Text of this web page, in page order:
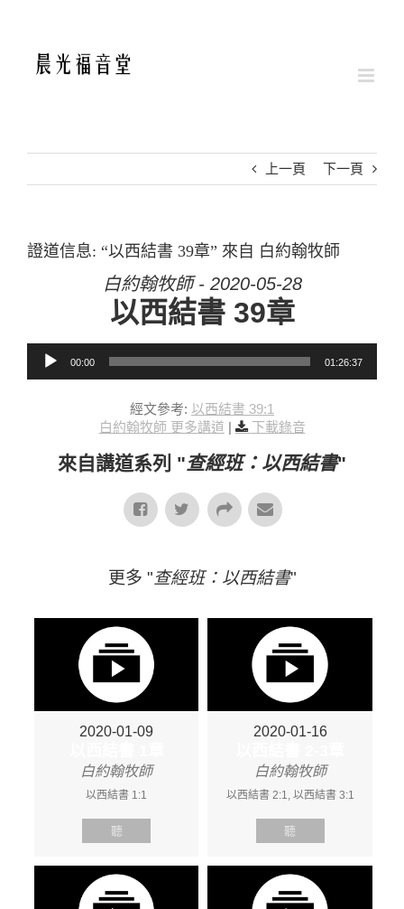
上一頁 下一頁
證道信息: “以西結書 39章” 來自 白約翰牧師
白約翰牧師 - 2020-05-28
以西結書 39章
音訊播放器
00:00 01:26:37
經文參考: 以西結書 39:1
白約翰牧師 更多講道 | 下載錄音
來自講道系列 "查經班：以西結書"
更多 "查經班：以西結書"
2020-01-09
白約翰牧師
以西結書 1:1
聽
2020-01-16
白約翰牧師
以西結書 2:1, 以西結書 3:1
聽